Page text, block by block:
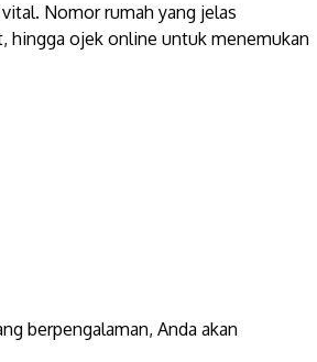
Nomor rumah yang jelas
hingga ojek online untuk menemukan
berpengalaman, Anda akan